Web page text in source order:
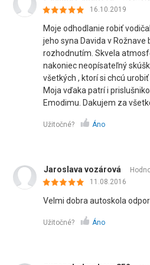
16.10.2019
Moje odhodlanie robiť
jeho syna Davida v
rozhodnutím. Skvela
nakoniec neopísateľný
všetkých , ktorí si chcú urobiť
Moja vďaka patrí i
Emodimu. Dakujem za
Užitočné? Áno
Jaroslava vozárová
11.08.2016
Velmi dobra autoskola
Užitočné? Áno